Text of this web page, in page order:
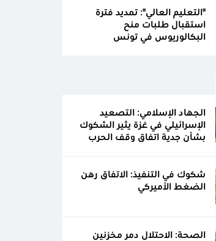
"التعليم العالي": تمديد فترة
استقبال طلبات منح
البكالوريوس في تونس
الجهاد الإسلامي: التصعيد
الإسرائيلي في غزة يثير الشكوك
بشأن جدية اتفاق وقف الحرب
شكوك في التنفيذ: الاتفاق رهن
الضغط الأميركي
الصحة: الاحتلال دمر مخزنين